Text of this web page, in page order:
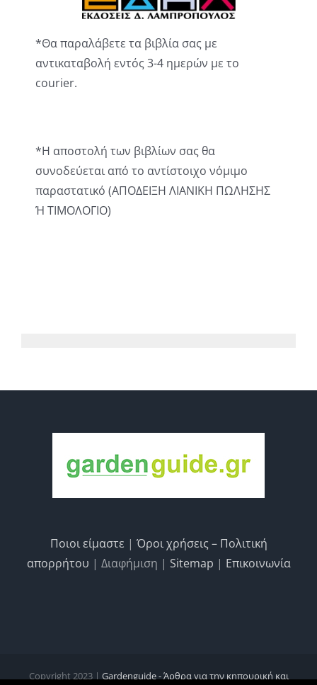
*Θα παραλάβετε τα βιβλία σας με
αντικαταβολή εντός 3-4 ημερών με το
courier.
*Η αποστολή των βιβλίων σας θα
συνοδεύεται από το αντίστοιχο νόμιμο
παραστατικό (ΑΠΟΔΕΙΞΗ ΛΙΑΝΙΚΗ ΠΩΛΗΣΗΣ
Ή ΤΙΜΟΛΟΓΙΟ)
Ποιοι είμαστε | Όροι χρήσεις – Πολιτική
απορρήτου | Διαφήμιση | Sitemap | Επικοινωνία
Copyright 2023 | Gardenguide - Άρθρα για την κηπουρική και